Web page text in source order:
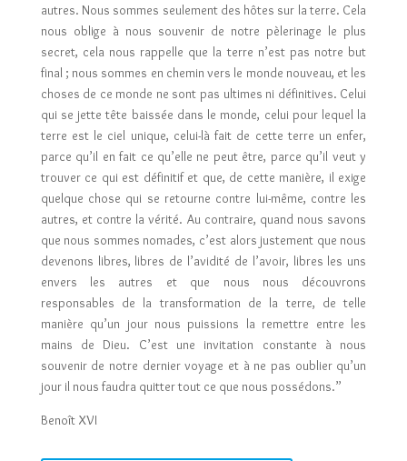
autres. Nous sommes seulement des hôtes sur la terre. Cela
nous oblige à nous souvenir de notre pèlerinage le plus
secret, cela nous rappelle que la terre n’est pas notre but
final ; nous sommes en chemin vers le monde nouveau, et les
choses de ce monde ne sont pas ultimes ni définitives. Celui
qui se jette tête baissée dans le monde, celui pour lequel la
terre est le ciel unique, celui-là fait de cette terre un enfer,
parce qu’il en fait ce qu’elle ne peut être, parce qu’il veut y
trouver ce qui est définitif et que, de cette manière, il exige
quelque chose qui se retourne contre lui-même, contre les
autres, et contre la vérité. Au contraire, quand nous savons
que nous sommes nomades, c’est alors justement que nous
devenons libres, libres de l’avidité de l’avoir, libres les uns
envers les autres et que nous nous découvrons
responsables de la transformation de la terre, de telle
manière qu’un jour nous puissions la remettre entre les
mains de Dieu. C’est une invitation constante à nous
souvenir de notre dernier voyage et à ne pas oublier qu’un
jour il nous faudra quitter tout ce que nous possédons.”
Benoît XVI